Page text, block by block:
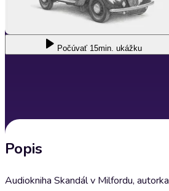
Počúvať 15min. ukážku
Popis
Audiokniha Skandál v Milfordu,